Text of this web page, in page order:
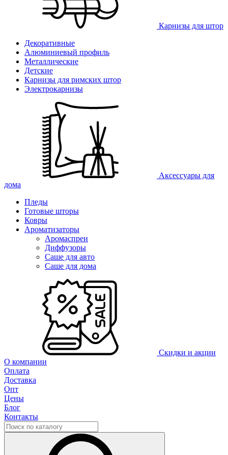
Карнизы для штор
Декоративные
Алюминиевый профиль
Металлические
Детские
Карнизы для римских штор
Электрокарнизы
Аксессуары для
дома
Пледы
Готовые шторы
Ковры
Ароматизаторы
Аромаспреи
Диффузоры
Саше для авто
Саше для дома
Скидки и акции
О компании
Оплата
Доставка
Опт
Цены
Блог
Контакты